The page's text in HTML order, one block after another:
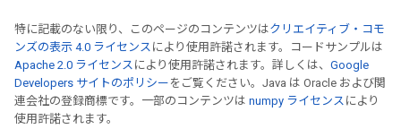
特に記載のない限り、このページのコンテンツはクリエイティブ・コモ
ンズの表示 4.0 ライセンス により使用許諾されます。コードサンプルは
Apache 2.0 ライセンス により使用許諾されます。詳しくは、 Google
Developers サイトのポリシー をご覧ください。Java は Oracle および関
連会社の登録商標です。一部のコンテンツは numpy ライセンス により
使用許諾されます。